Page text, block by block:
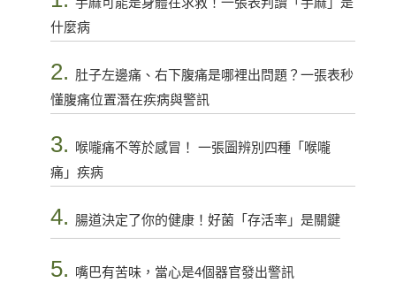
什麼病
2. 肚子左邊痛、右下腹痛是哪裡出問題？一張表秒
懂腹痛位置潛在疾病與警訊
3.
喉嚨痛不等於感冒！ 一張圖辨別四種「喉嚨
痛」疾病
4. 腸道決定了你的健康！好菌「存活率」是關鍵
5. 嘴巴有苦味，當心是4個器官發出警訊